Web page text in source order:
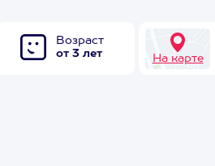
Возраст
от 3 лет
На карте